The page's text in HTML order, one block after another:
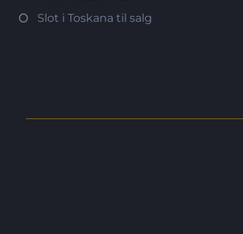
Slot i Toskana til salg